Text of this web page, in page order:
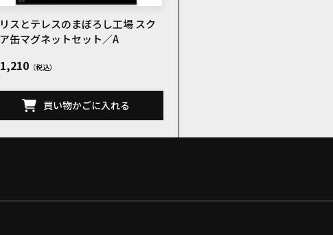
スとテレスのまぼろし工場 スク
缶マグネットセット／A
買い物かごに入れる